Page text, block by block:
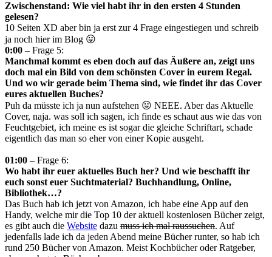
Zwischenstand: Wie viel habt ihr in den ersten 4 Stunden
gelesen?
10 Seiten XD aber bin ja erst zur 4 Frage eingestiegen und schreib
ja noch hier im Blog 😛
0:00 – Frage 5:
Manchmal kommt es eben doch auf das Äußere an, zeigt uns
doch mal ein Bild von dem schönsten Cover in eurem Regal.
Und wo wir gerade beim Thema sind, wie findet ihr das Cover
eures aktuellen Buches?
Puh da müsste ich ja nun aufstehen 😛 NEEE. Aber das Aktuelle
Cover, naja. was soll ich sagen, ich finde es schaut aus wie das von
Feuchtgebiet, ich meine es ist sogar die gleiche Schriftart, schade
eigentlich das man so eher von einer Kopie ausgeht.
01:00 – Frage 6:
Wo habt ihr euer aktuelles Buch her? Und wie beschafft ihr
euch sonst euer Suchtmaterial? Buchhandlung, Online,
Bibliothek…?
Das Buch hab ich jetzt von Amazon, ich habe eine App auf den
Handy, welche mir die Top 10 der aktuell kostenlosen Bücher zeigt,
es gibt auch die Website dazu muss ich mal raussuchen. Auf
jedenfalls lade ich da jeden Abend meine Bücher runter, so hab ich
rund 250 Bücher von Amazon. Meist Kochbücher oder Ratgeber,